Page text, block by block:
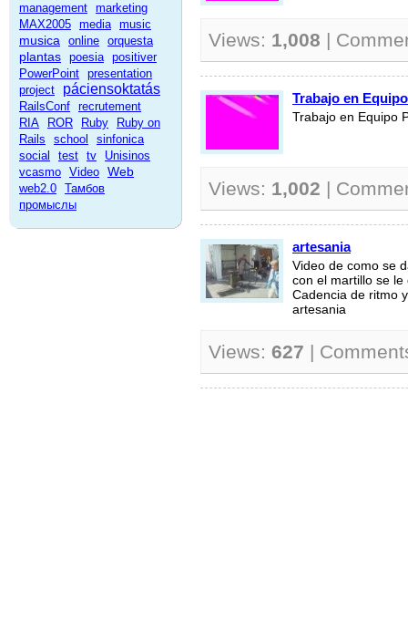
management marketing
MAX2005 media music
musica online orquesta
plantas poesia positiver
PowerPoint presentation
project
páciensoktatás
RailsConf recrutement
RIA
ROR Ruby
Ruby on
Rails
school
sinfonica
social
test tv
Unisinos
vcasmo Video Web
web2.0 Тамбов
промыслы
Views: 1,008 |
Trabajo en
Trabajo en Equipo
Views: 1,002 |
artesania
Video de como se
con el martillo se le
Cadencia de ritmo
artesania
Views: 627 |